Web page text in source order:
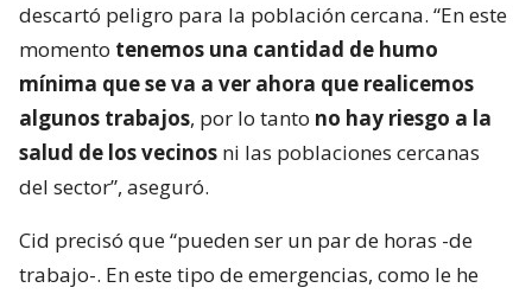
descartó peligro para la población cercana. “En este
momento tenemos una cantidad de humo
mínima que se va a ver ahora que realicemos
algunos trabajos, por lo tanto no hay riesgo a la
salud de los vecinos ni las poblaciones cercanas
del sector”, aseguró.
Cid precisó que “pueden ser un par de horas -de
trabajo-. En este tipo de emergencias, como le he